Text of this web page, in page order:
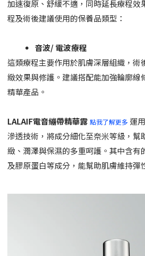
加速復原、舒緩不適，同時延長療程效
程及術後建議使用的保養品類型：
音波/ 電波療程
這類療程主要作用於肌膚深層組織，術
緻效果與修護。建議搭配能加強輪廓線
精華產品。
LALAIF電音繃帶精華露 點我了解更多 運
滲透技術，將成分細化至奈米等級，幫
緻、潤澤與保濕的多重呵護。其中含有
及膠原蛋白等成分，能幫助肌膚維持彈